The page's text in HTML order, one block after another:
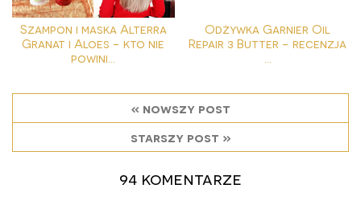
Szampon i maska Alterra
Granat i Aloes - kto nie
powini...
Odżywka Garnier Oil
Repair 3 Butter - recenzja
« nowszy post
starszy post »
94 komentarze